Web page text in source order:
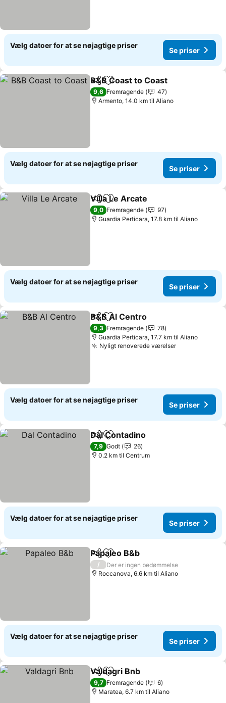
Vælg datoer for at se nøjagtige priser
Se priser
Del Føj til favoritter
B&B Coast to Coast
9,6 Fremragende
47
Armento, 14.0 km til Aliano
Vælg datoer for at se nøjagtige priser
Se priser
Del Føj til favoritter
Villa Le Arcate
9,0 Fremragende
97
Guardia Perticara, 17.8 km til Aliano
Vælg datoer for at se nøjagtige priser
Se priser
Del Føj til favoritter
B&B Al Centro
9,3 Fremragende
78
Guardia Perticara, 17.7 km til Aliano
Nyligt renoverede værelserSe priser
Vælg datoer for at se nøjagtige priser
Se priser
Del Føj til favoritter
Dal Contadino
7,9 Godt
26
0.2 km til Centrum
Vælg datoer for at se nøjagtige priser
Se priser
Del Føj til favoritter
Papaleo B&b
/
Der er ingen bedømmelse
Roccanova, 6.6 km til Aliano
Vælg datoer for at se nøjagtige priser
Se priser
Del Føj til favoritter
Valdagri Bnb
9,7 Fremragende
6
Maratea, 6.7 km til Aliano